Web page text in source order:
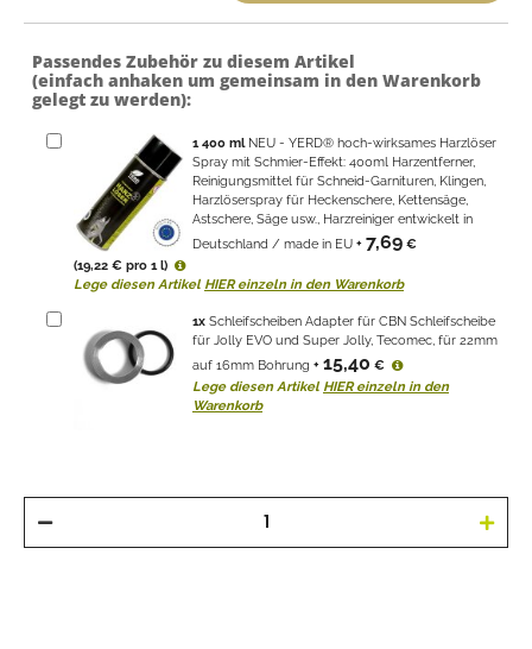
Passendes Zubehör zu diesem Artikel
(einfach anhaken um gemeinsam in den Warenkorb
gelegt zu werden):
1 400 ml NEU - YERD® hoch-wirksames Harzlöser
Spray mit Schmier-Effekt: 400ml Harzentferner,
Reinigungsmittel für Schneid-Garnituren, Klingen,
Harzlöserspray für Heckenschere, Kettensäge,
Astschere, Säge usw., Harzreiniger entwickelt in
Deutschland / made in EU + 7,69 €
(19,22 € pro 1 l)
Lege diesen Artikel HIER einzeln in den Warenkorb
1x Schleifscheiben Adapter für CBN Schleifscheibe
für Jolly EVO und Super Jolly, Tecomec, für 22mm
auf 16mm Bohrung + 15,40 €
Lege diesen Artikel HIER einzeln in den
Warenkorb